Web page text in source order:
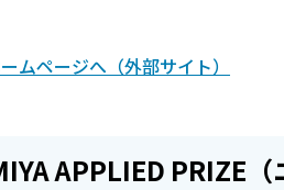
ムページへ（外部サイト）
APPLIED PRIZE